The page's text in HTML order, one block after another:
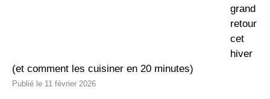
grand
retour
cet
hiver
(et comment les cuisiner en 20 minutes)
11 février 2026